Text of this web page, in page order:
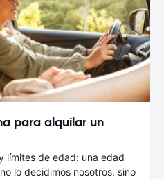
para alquilar un
límites de edad: una edad
lo decidimos nosotros, sino